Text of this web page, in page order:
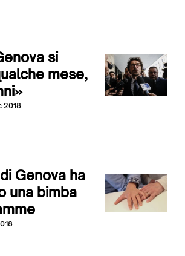
si
mese,
2018
Genova ha
una bimba